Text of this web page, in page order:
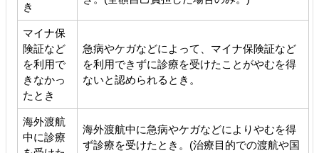
き
マイナ保
険証など
を利用で
きなかっ
たとき
急病やケガなどによって、マイナ保険証など
を利用できずに診療を受けたことがやむを得
ないと認められるとき。
海外渡航
中に診療
海外渡航中に急病やケガなどによりやむを得
ず診療を受けたとき。(治療目的での渡航や国